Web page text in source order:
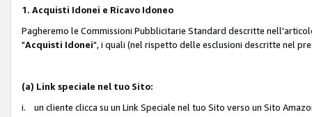
1. Acquisti Idonei e Ricavo Idoneo
Pagheremo le Commissioni Pubblicitarie Standard descritte
"Acquisti Idonei", i quali (nel rispetto delle esclusioni descritte nel
(a) Link speciale nel tuo Sito:
i. un cliente clicca su un Link Speciale nel tuo Sito verso un Sito